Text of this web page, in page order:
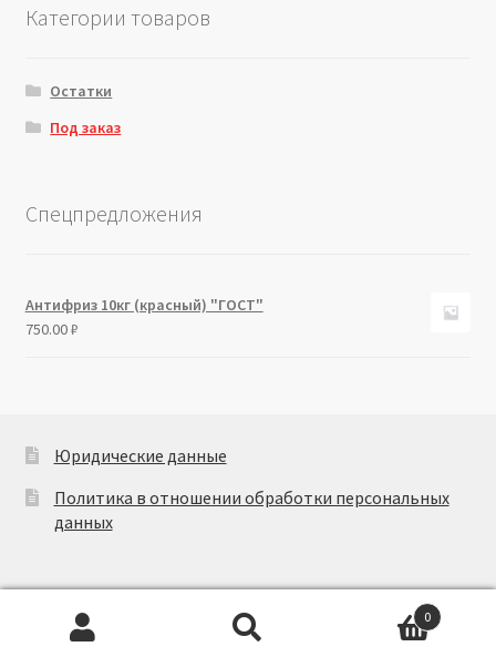
Категории товаров
Остатки
Под заказ
Спецпредложения
Антифриз 10кг (красный) "ГОСТ"
750.00₽
Юридические данные
Политика в отношении обработки персональных
данных
0